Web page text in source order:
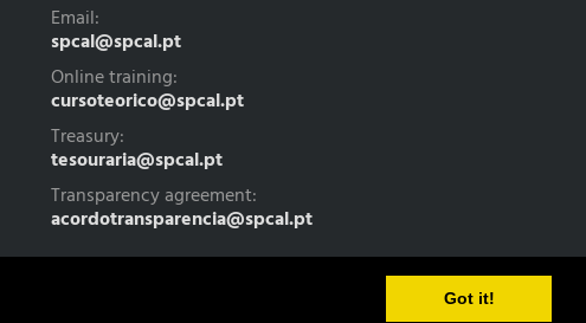
Got it!
Email:
spcal@spcal.pt
Online training:
cursoteorico@spcal.pt
Treasury:
tesouraria@spcal.pt
Transparency agreement:
acordotransparencia@spcal.pt